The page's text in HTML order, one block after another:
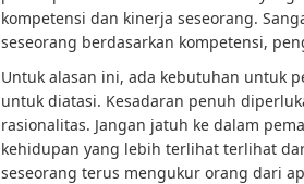
kompetensi dan kinerja seseorang.
seseorang berdasarkan kompetensi,
Untuk alasan ini, ada kebutuhan untuk
untuk diatasi. Kesadaran penuh
rasionalitas. Jangan jatuh ke dalam
kehidupan yang lebih terlihat terlihat
seseorang terus mengukur orang dari